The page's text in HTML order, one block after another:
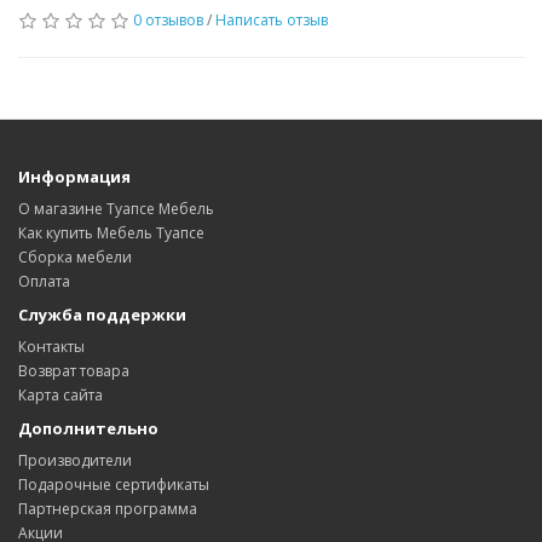
0 отзывов/ Написать отзыв
Информация
О магазине Туапсе Мебель
Как купить Мебель Туапсе
Сборка мебели
Оплата
Служба поддержки
Контакты
Возврат товара
Карта сайта
Дополнительно
Производители
Подарочные сертификаты
Партнерская программа
Акции